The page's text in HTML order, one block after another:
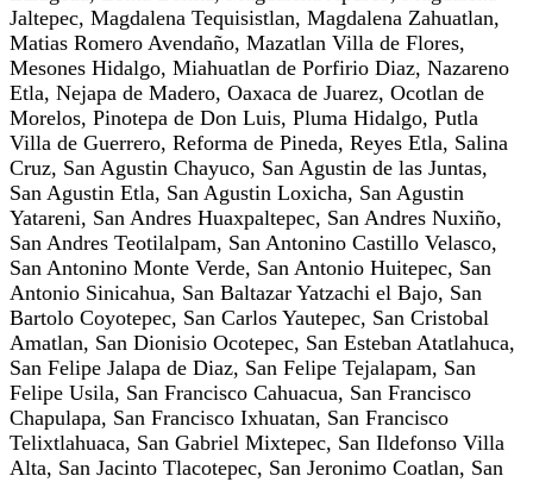
Jaltepec, Magdalena Tequisistlan, Magdalena Zahuatlan,
Matias Romero Avendaño, Mazatlan Villa de Flores,
Mesones Hidalgo, Miahuatlan de Porfirio Diaz, Nazareno
Etla, Nejapa de Madero, Oaxaca de Juarez, Ocotlan de
Morelos, Pinotepa de Don Luis, Pluma Hidalgo, Putla
Villa de Guerrero, Reforma de Pineda, Reyes Etla, Salina
Cruz, San Agustin Chayuco, San Agustin de las Juntas,
San Agustin Etla, San Agustin Loxicha, San Agustin
Yatareni, San Andres Huaxpaltepec, San Andres Nuxiño,
San Andres Teotilalpam, San Antonino Castillo Velasco,
San Antonino Monte Verde, San Antonio Huitepec, San
Antonio Sinicahua, San Baltazar Yatzachi el Bajo, San
Bartolo Coyotepec, San Carlos Yautepec, San Cristobal
Amatlan, San Dionisio Ocotepec, San Esteban Atatlahuca,
San Felipe Jalapa de Diaz, San Felipe Tejalapam, San
Felipe Usila, San Francisco Cahuacua, San Francisco
Chapulapa, San Francisco Ixhuatan, San Francisco
Telixtlahuaca, San Gabriel Mixtepec, San Ildefonso Villa
Alta, San Jacinto Tlacotepec, San Jeronimo Coatlan, San